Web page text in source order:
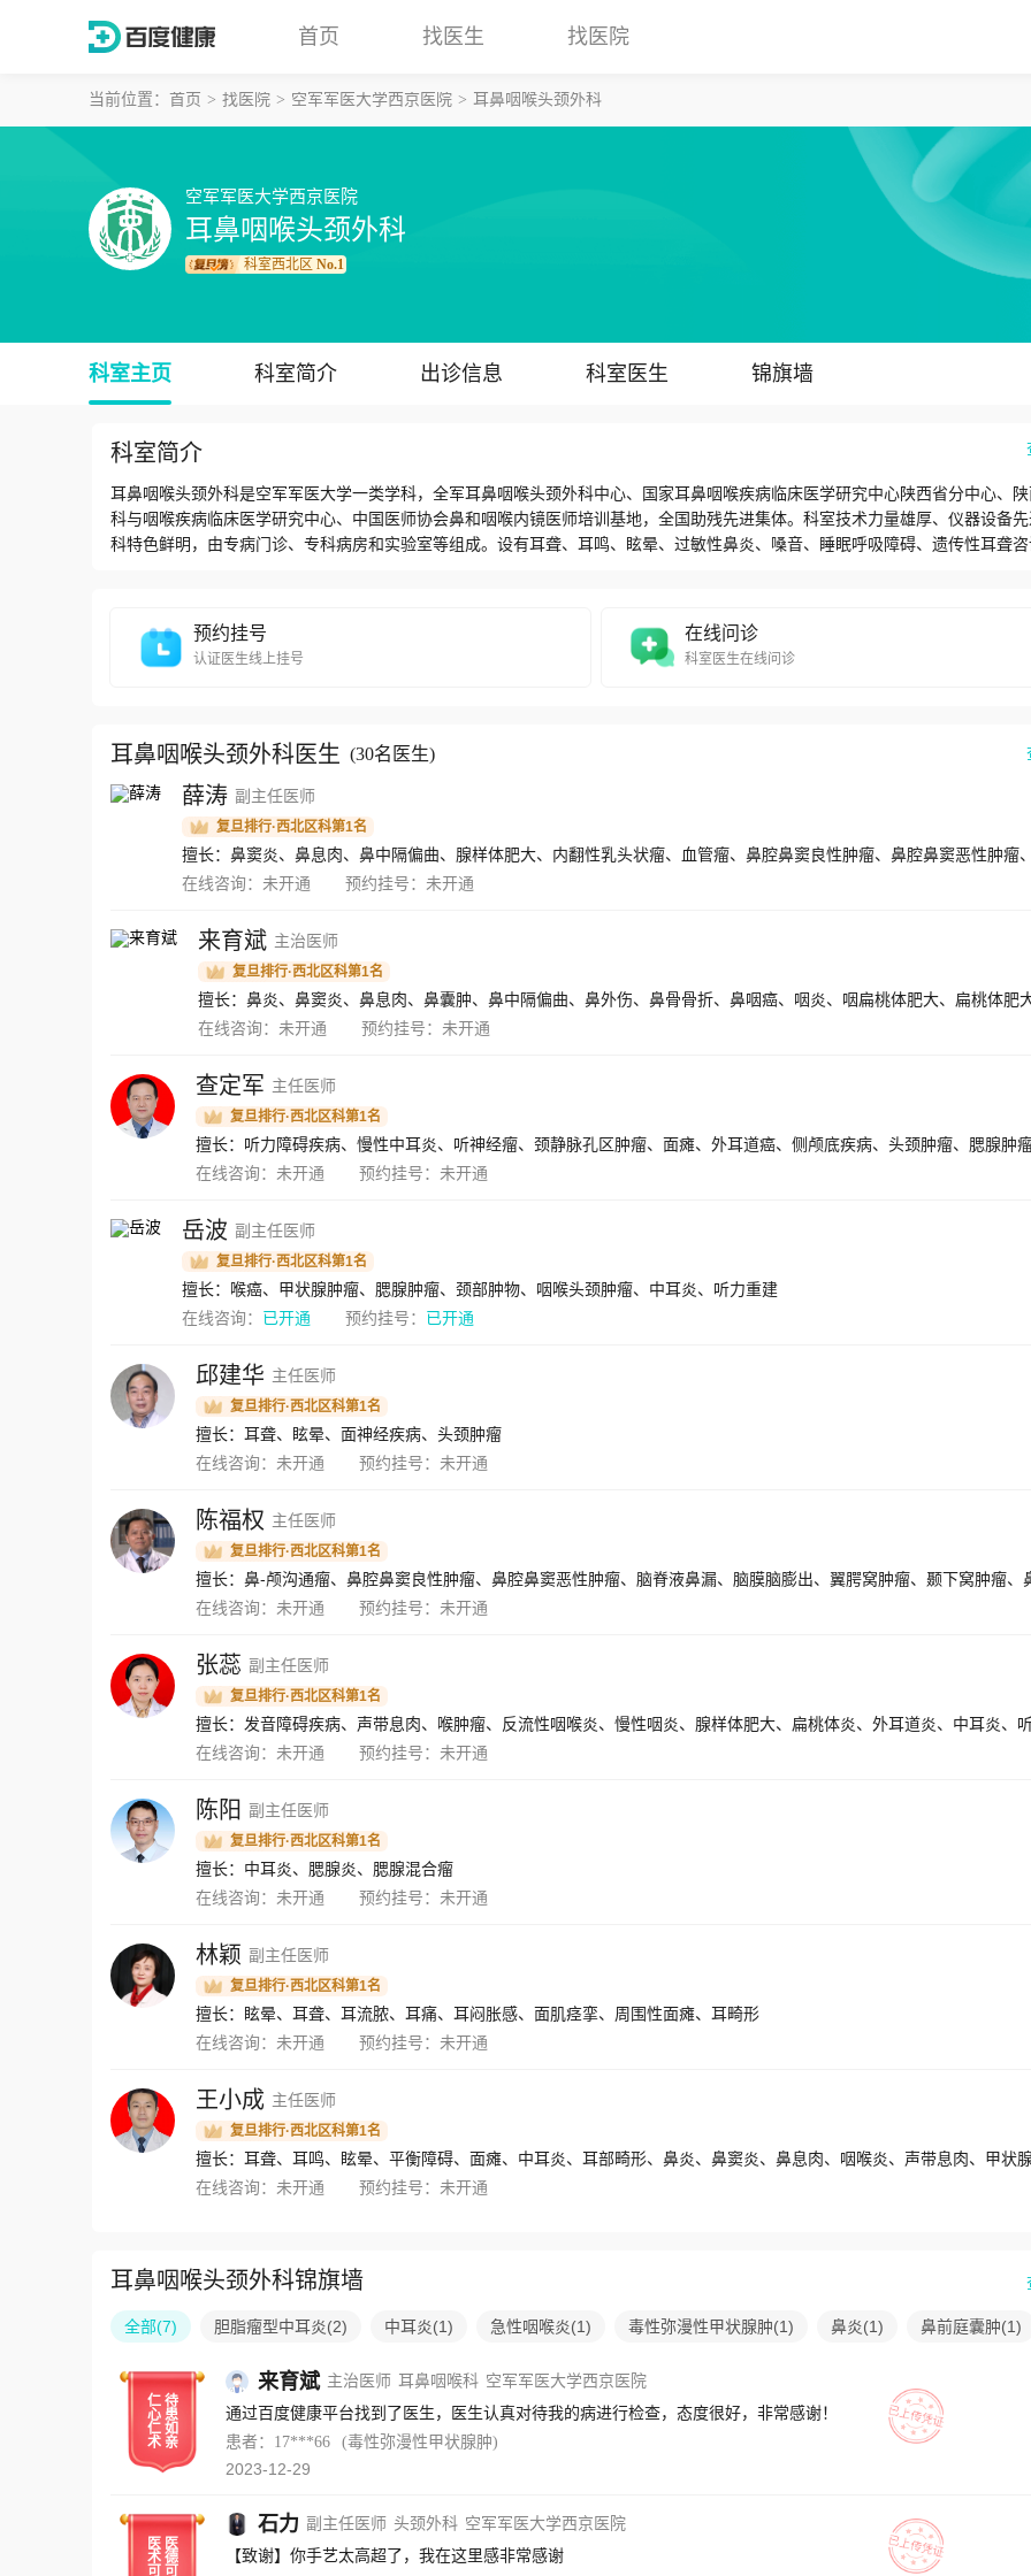
首页 找医生 找医院
当前位置： 首页 找医院 空军军医大学西京医院 耳鼻咽喉头颈外科
空军军医大学西京医院
耳鼻咽喉头颈外科
科室西北区 No.1
科室主页 科室简介 出诊信息 科室医生 锦旗墙
科室简介
耳鼻咽喉头颈外科是空军军医大学一类学科，全军耳鼻咽喉头颈外科中心、国家耳鼻咽喉疾病临床医学研究中心陕西省分中心、
科与咽喉疾病临床医学研究中心、中国医师协会鼻和咽喉内镜医师培训基地，全国助残先进集体。科室技术力量雄厚、仪器设备
科特色鲜明，由专病门诊、专科病房和实验室等组成。设有耳聋、耳鸣、眩晕、过敏性鼻炎、嗓音、睡眠呼吸障碍、遗传性耳聋咨
主，人才梯队和专业结构合理，科室整体医疗水平处于国内领先地位。
预约挂号
认证医生线上挂号
在线问诊
科室医生在线问诊
耳鼻咽喉头颈外科医生 (30名医生)
薛涛 副主任医师
复旦排行·西北区科第1名
在线咨询： 未开通 预约挂号： 未开通
来育斌 主治医师
复旦排行·西北区科第1名
在线咨询： 未开通 预约挂号： 未开通
查定军 主任医师
复旦排行·西北区科第1名
在线咨询： 未开通 预约挂号： 未开通
岳波 副主任医师
复旦排行·西北区科第1名
擅长：喉癌、甲状腺肿瘤、腮腺肿瘤、颈部肿物、咽喉头颈肿瘤、中耳炎、听力重建
在线咨询： 已开通 预约挂号： 已开通
邱建华 主任医师
复旦排行·西北区科第1名
擅长：耳聋、眩晕、面神经疾病、头颈肿瘤
在线咨询： 未开通 预约挂号： 未开通
陈福权 主任医师
复旦排行·西北区科第1名
在线咨询： 未开通 预约挂号： 未开通
张蕊 副主任医师
复旦排行·西北区科第1名
在线咨询： 未开通 预约挂号： 未开通
陈阳 副主任医师
复旦排行·西北区科第1名
擅长：中耳炎、腮腺炎、腮腺混合瘤
在线咨询： 未开通 预约挂号： 未开通
林颖 副主任医师
复旦排行·西北区科第1名
擅长：眩晕、耳聋、耳流脓、耳痛、耳闷胀感、面肌痉挛、周围性面瘫、耳畸形
在线咨询： 未开通 预约挂号： 未开通
王小成 主任医师
复旦排行·西北区科第1名
擅长：耳聋、耳鸣、眩晕、平衡障碍、面瘫、中耳炎、耳部畸形、鼻炎、鼻窦炎、鼻息肉、咽喉炎、声带息肉、甲状
在线咨询： 未开通 预约挂号： 未开通
耳鼻咽喉头颈外科锦旗墙
全部(7) 胆脂瘤型中耳炎(2) 中耳炎(1) 急性咽喉炎(1) 毒性弥漫性甲状腺肿(1) 鼻炎(1) 鼻前庭囊肿(1)
仁
心
仁
术
待
患
如
亲
来育斌 主治医师 耳鼻咽喉科 空军军医大学西京医院
通过百度健康平台找到了医生，医生认真对待我的病进行检查，态度很好，非常感谢！
患者：17***66
(毒性弥漫性甲状腺肿)
2023-12-29
医
术
可
医
德
可
石力 副主任医师 头颈外科 空军军医大学西京医院
【致谢】你手艺太高超了，我在这里感非常感谢